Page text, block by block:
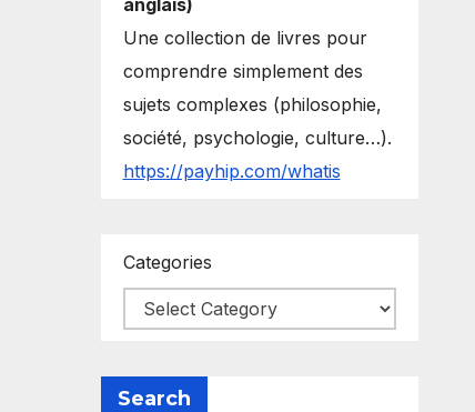
anglais)
Une collection de livres pour
comprendre simplement des
sujets complexes (philosophie,
société, psychologie, culture…).
https://payhip.com/whatis
Categories
Search